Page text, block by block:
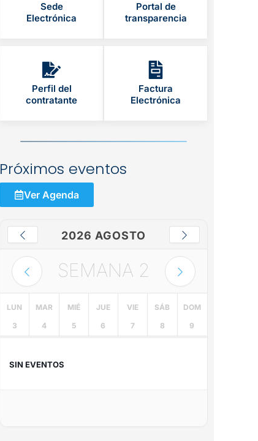
Sede
Electrónica
Portal de
transparencia
Perfil del
contratante
Factura
Electrónica
Próximos eventos
Ver Agenda
2026 AGOSTO
SEMANA 2
LUN
3
MAR
4
MIÉ
5
JUE
6
VIE
7
SÁB
8
DOM
9
SIN EVENTOS